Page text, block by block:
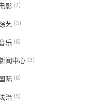
影 (7)
艺 (3)
乐 (6)
闻中心 (3)
际(6)
治 (5)